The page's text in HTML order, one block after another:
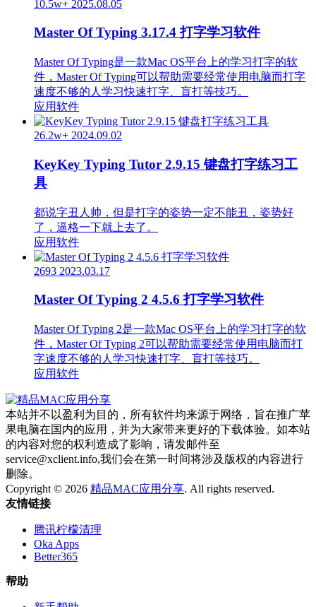
10.5w+ 2025.08.05
Master Of Typing 3.17.4 打字学习软件
Master Of Typing是一款Mac OS平台上的学习打字的软
件，Master Of Typing可以帮助需要经常使用电脑而打字
速度不够的人学习快速打字、盲打等技巧。
应用软件
26.2w+ 2024.09.02
KeyKey Typing Tutor 2.9.15 键盘打字练习工
具
都说字丑人帅，但是打字的姿势一定不能丑，姿势好
了，逼格一下就上去了。
应用软件
2693 2023.03.17
Master Of Typing 2 4.5.6 打字学习软件
Master Of Typing 2是一款Mac OS平台上的学习打字的软
件，Master Of Typing 2可以帮助需要经常使用电脑而打
字速度不够的人学习快速打字、盲打等技巧。
应用软件
本站并不以盈利为目的，所有软件均来源于网络，旨在推广苹
果电脑在国内的应用，并为大家带来更好的下载体验。如本站
的内容对您的权利造成了影响，请发邮件至
service@xclient.info,我们会在第一时间将涉及版权的内容进行
删除。
Copyright © 2026 精品MAC应用分享. All rights reserved.
友情链接
腾讯柠檬清理
Oka Apps
Better365
帮助